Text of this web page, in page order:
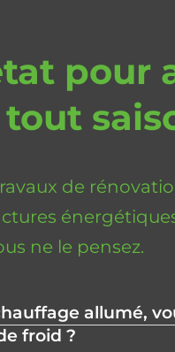
pour
de
ne le pensez.
allumé,
froid ?